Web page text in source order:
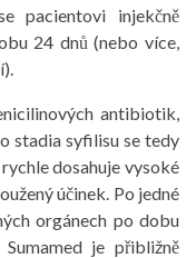
pacientovi injekčně
24 dnů (nebo více,
antibiotik,
stadia syfilisu se tedy
dosahuje vysoké
účinek. Po jedné
orgánech po dobu
je přibližně